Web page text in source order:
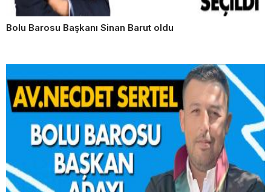
Bolu Barosu Başkanı Sinan Barut oldu